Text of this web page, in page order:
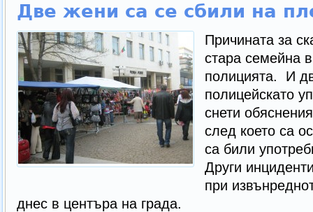
Две жени са се сбили на
Причината за
стара семейна
полицията. И
полицейскато
снети
след което са
са били
Други
при
днес в центъра на града.